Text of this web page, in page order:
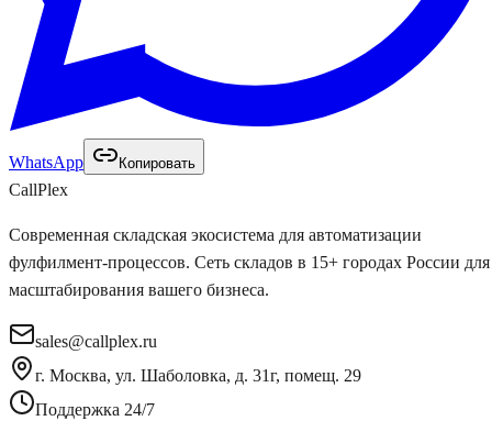
WhatsApp Копировать
CallPlex
Современная складская экосистема для автоматизации
фулфилмент-процессов. Сеть складов в 15+ городах России для
масштабирования вашего бизнеса.
sales@callplex.ru
г. Москва, ул. Шаболовка, д. 31г, помещ. 29
Поддержка 24/7